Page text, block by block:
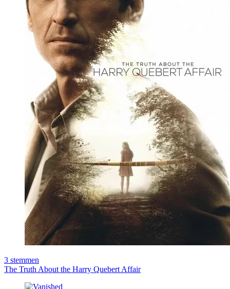
3 stemmen
The Truth About the Harry Quebert Affair